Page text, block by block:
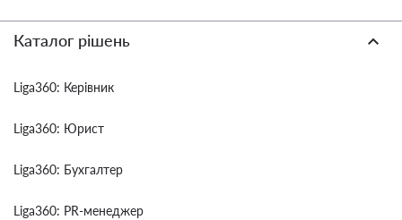
Каталог рішень
Liga360: Керівник
Liga360: Юрист
Liga360: Бухгалтер
Liga360: PR-менеджер